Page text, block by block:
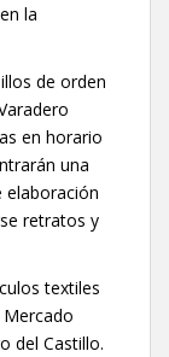
la
de orden
en horario
una
elaboración
retratos y
textiles
del Castillo.